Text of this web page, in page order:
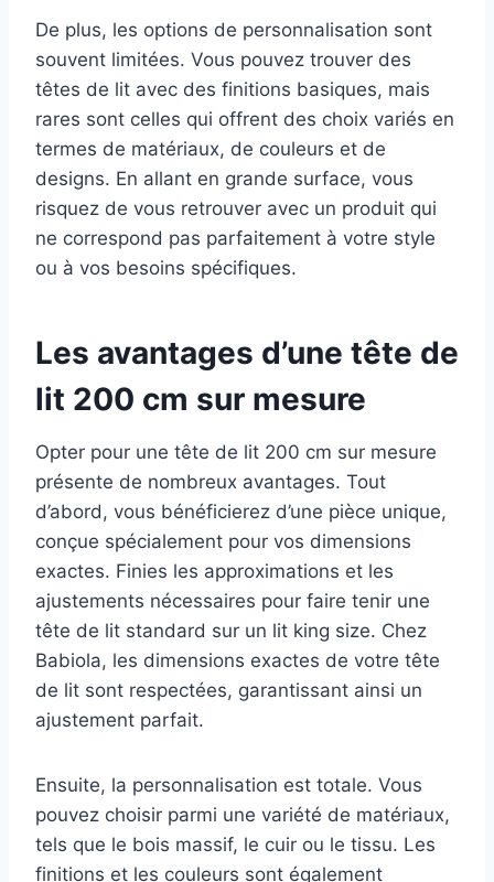
De plus, les options de personnalisation sont
souvent limitées. Vous pouvez trouver des
têtes de lit avec des finitions basiques, mais
rares sont celles qui offrent des choix variés en
termes de matériaux, de couleurs et de
designs. En allant en grande surface, vous
risquez de vous retrouver avec un produit qui
ne correspond pas parfaitement à votre style
ou à vos besoins spécifiques.
Les avantages d’une tête de
lit 200 cm sur mesure
Opter pour une tête de lit 200 cm sur mesure
présente de nombreux avantages. Tout
d’abord, vous bénéficierez d’une pièce unique,
conçue spécialement pour vos dimensions
exactes. Finies les approximations et les
ajustements nécessaires pour faire tenir une
tête de lit standard sur un lit king size. Chez
Babiola, les dimensions exactes de votre tête
de lit sont respectées, garantissant ainsi un
ajustement parfait.
Ensuite, la personnalisation est totale. Vous
pouvez choisir parmi une variété de matériaux,
tels que le bois massif, le cuir ou le tissu. Les
finitions et les couleurs sont également